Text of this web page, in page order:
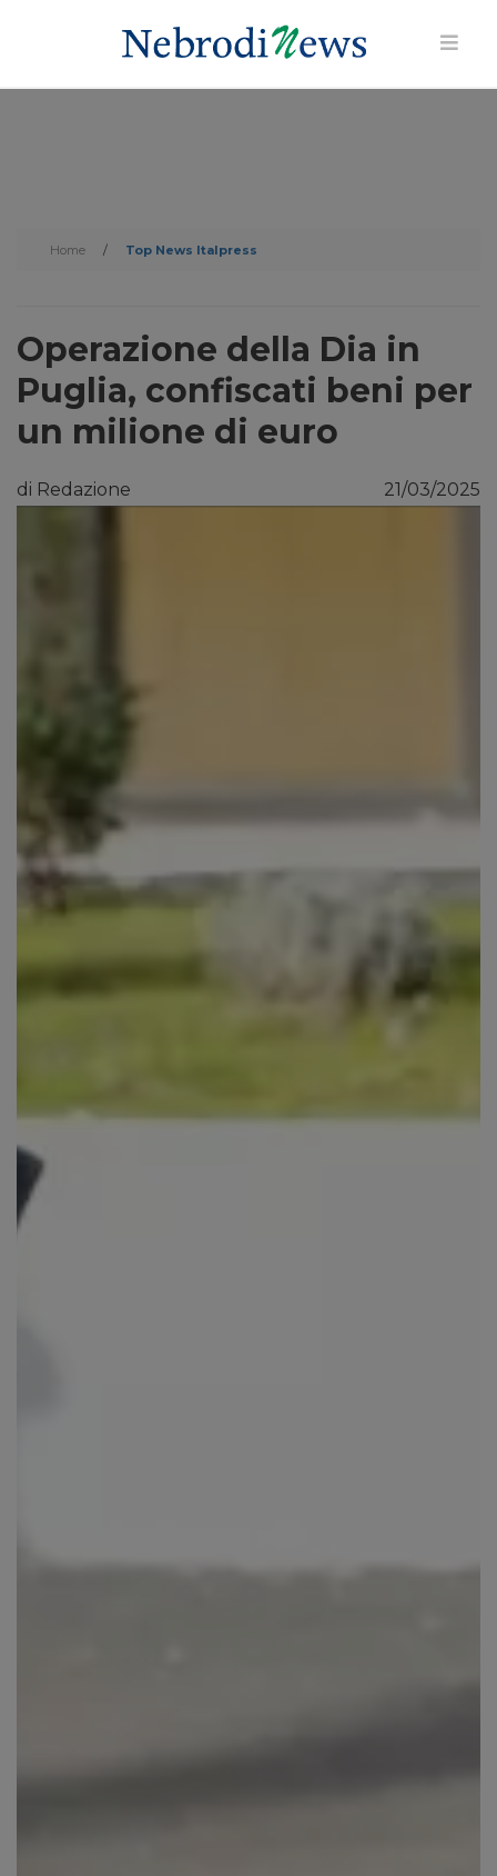
Home / Top News Italpress
Operazione della Dia in
Puglia, confiscati beni per
un milione di euro
di Redazione 21/03/2025